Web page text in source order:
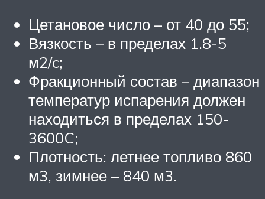
Цетановое число – от 40 до 55;
Вязкость – в пределах 1.8-5
м2/c;
Фракционный состав – диапазон
температур испарения должен
находиться в пределах 150-
3600C;
Плотность: летнее топливо 860
м3, зимнее – 840 м3.